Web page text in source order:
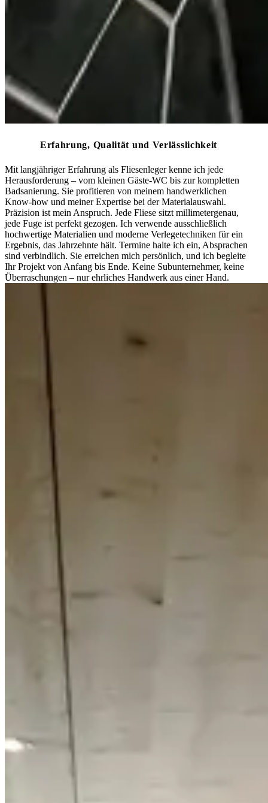
Erfahrung, Qualität und Verlässlichkeit
Mit langjähriger Erfahrung als Fliesenleger kenne ich jede
Herausforderung – vom kleinen Gäste-WC bis zur kompletten
Badsanierung. Sie profitieren von meinem handwerklichen
Know-how und meiner Expertise bei der Materialauswahl.
Präzision ist mein Anspruch. Jede Fliese sitzt millimetergenau,
jede Fuge ist perfekt gezogen. Ich verwende ausschließlich
hochwertige Materialien und moderne Verlegetechniken für ein
Ergebnis, das Jahrzehnte hält. Termine halte ich ein, Absprachen
sind verbindlich. Sie erreichen mich persönlich, und ich begleite
Ihr Projekt von Anfang bis Ende. Keine Subunternehmer, keine
Überraschungen – nur ehrliches Handwerk aus einer Hand.